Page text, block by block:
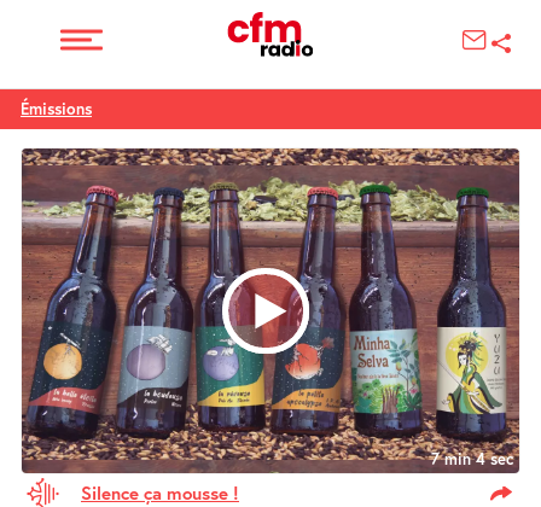
Émissions
7 min 4 sec
Silence ça mousse !